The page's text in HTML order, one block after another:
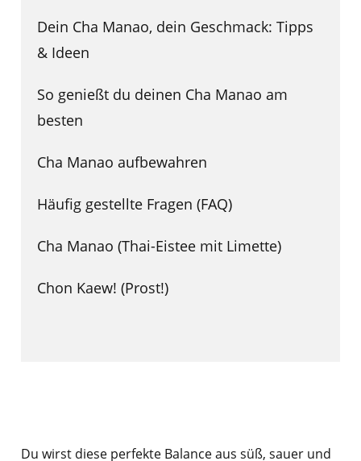
Dein Cha Manao, dein Geschmack: Tipps
& Ideen
So genießt du deinen Cha Manao am
besten
Cha Manao aufbewahren
Häufig gestellte Fragen (FAQ)
Cha Manao (Thai-Eistee mit Limette)
Chon Kaew! (Prost!)
Du wirst diese perfekte Balance aus süß, sauer und